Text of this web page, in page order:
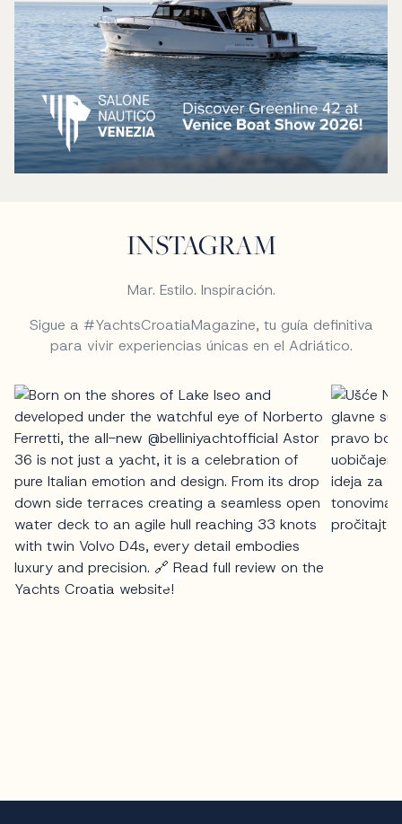
INSTAGRAM
Mar. Estilo. Inspiración.
Sigue a #YachtsCroatiaMagazine, tu guía definitiva
para vivir experiencias únicas en el Adriático.